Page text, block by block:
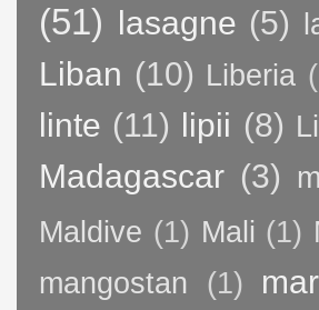
(51) lasagne (5)
Liban (10) Liberia
linte (11) lipii (8)
Madagascar (3)
Maldive (1) Mali (1)
mangostan (1) mar